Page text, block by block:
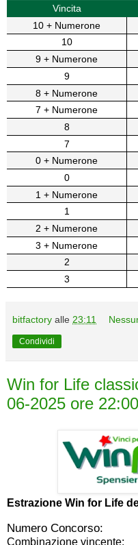
Vincita
10 + Numerone
10
9 + Numerone
9
8 + Numerone
7 + Numerone
8
7
0 + Numerone
0
1 + Numerone
1
2 + Numerone
3 + Numerone
2
3
bitfactory alle 23:11
Condividi
Win for Life
06-2025 ore 22:00
Estrazione Win for Life
Numero Concorso:
Combinazione vincente: